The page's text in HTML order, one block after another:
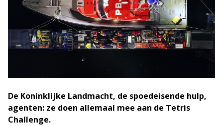
De Koninklijke Landmacht, de spoedeisende hulp,
agenten: ze doen allemaal mee aan de Tetris
Challenge.